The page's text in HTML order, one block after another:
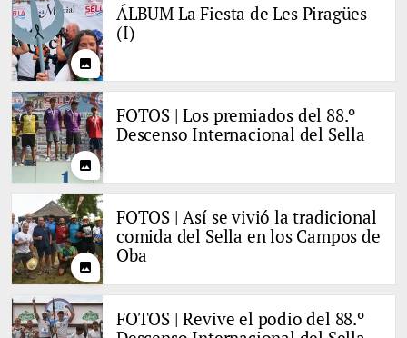
photo
ÁLBUM La Fiesta de Les Piragües
(I)
photo
FOTOS | Los premiados del 88.º
Descenso Internacional del Sella
photo
FOTOS | Así se vivió la tradicional
comida del Sella en los Campos de
Oba
FOTOS | Revive el podio del 88.º